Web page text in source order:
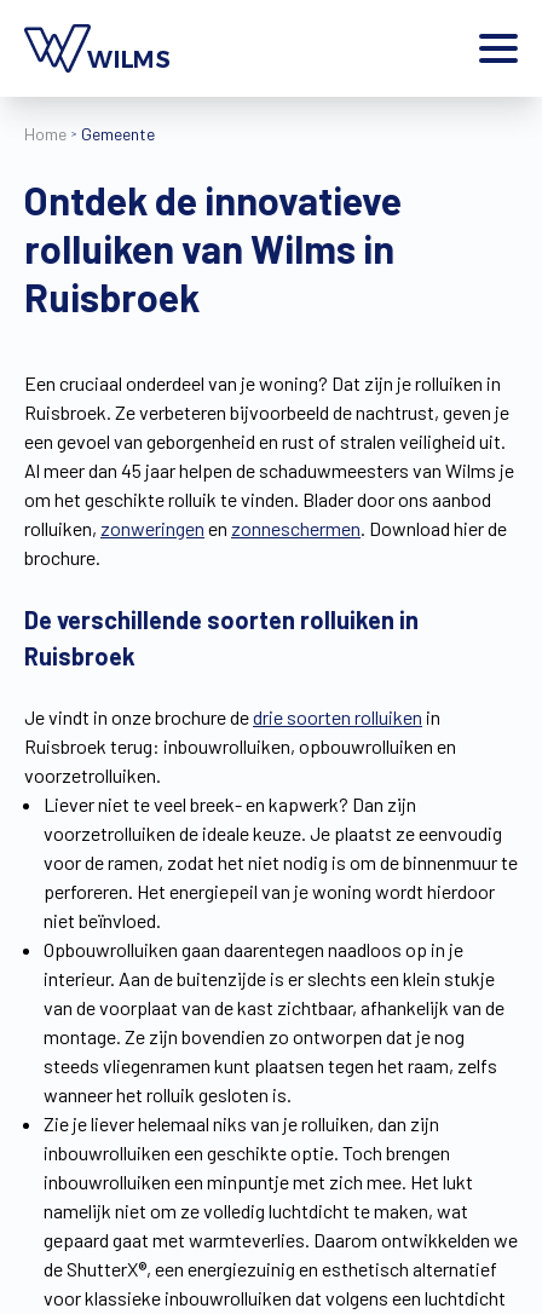
Gratis brochure
Home
Producten
Extra
Jobs
Wilms World
NL
Home Gemeente
Ontdek de innovatieve
rolluiken van Wilms in
Ruisbroek
Een cruciaal onderdeel van je woning? Dat zijn je rolluiken in
Ruisbroek. Ze verbeteren bijvoorbeeld de nachtrust, geven je
een gevoel van geborgenheid en rust of stralen veiligheid uit.
Al meer dan 45 jaar helpen de schaduwmeesters van Wilms je
om het geschikte rolluik te vinden. Blader door ons aanbod
rolluiken, zonweringen en zonneschermen. Download hier de
brochure.
De verschillende soorten rolluiken in
Ruisbroek
Je vindt in onze brochure dedrie soorten rolluiken in
Ruisbroek terug: inbouwrolluiken, opbouwrolluiken en
voorzetrolluiken.
Liever niet te veel breek- en kapwerk? Dan zijn
voorzetrolluiken de ideale keuze. Je plaatst ze eenvoudig
voor de ramen, zodat het niet nodig is om de binnenmuur te
perforeren. Het energiepeil van je woning wordt hierdoor
niet beïnvloed.
Opbouwrolluiken gaan daarentegen naadloos op in je
interieur. Aan de buitenzijde is er slechts een klein stukje
van de voorplaat van de kast zichtbaar, afhankelijk van de
montage. Ze zijn bovendien zo ontworpen dat je nog
steeds vliegenramen kunt plaatsen tegen het raam, zelfs
wanneer het rolluik gesloten is.
Zie je liever helemaal niks van je rolluiken, dan zijn
inbouwrolluiken een geschikte optie. Toch brengen
inbouwrolluiken een minpuntje met zich mee. Het lukt
namelijk niet om ze volledig luchtdicht te maken, wat
gepaard gaat met warmteverlies. Daarom ontwikkelden we
de ShutterX®, een energiezuinig en esthetisch alternatief
voor klassieke inbouwrolluiken dat volgens een luchtdicht